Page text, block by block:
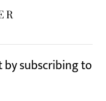
by subscribing to